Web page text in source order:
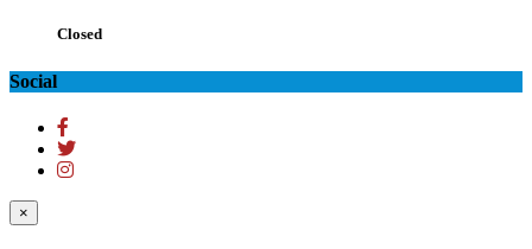
Closed
Social
×